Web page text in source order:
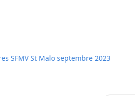
SFMV St Malo septembre 2023